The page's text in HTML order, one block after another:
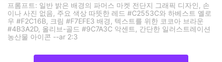
프롬프트: 일반 밝은 배경의 파머스 마켓 전단지 그래픽 디자인, 손
이나 사진 없음, 주요 색상 따뜻한 레드 #C2553C와 하베스트 옐로
우 #F2C16B, 크림 #F7EFE3 배경, 텍스트를 위한 코코아 브라운
#4B3A2D, 올리브-골드 #9C7A3C 악센트, 간단한 일러스트레이션
농산물 아이콘 --ar 2:3